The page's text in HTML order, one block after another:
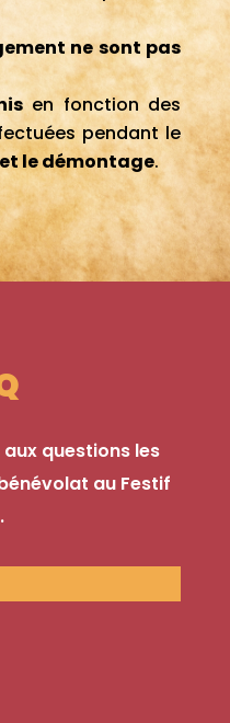
ne sont pas
en fonction des
pendant le
le démontage.
questions les
au Festif